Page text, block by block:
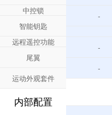
中控锁
智能钥匙
远程遥控功能
尾翼
运动外观套件
内部配置
-
-
-